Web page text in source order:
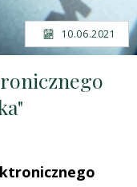
10.06.2021